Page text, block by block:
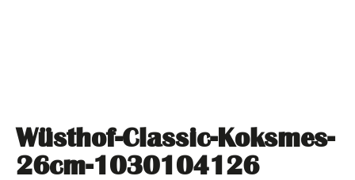
Wüsthof-Classic-Koksmes-
26cm-1030104126